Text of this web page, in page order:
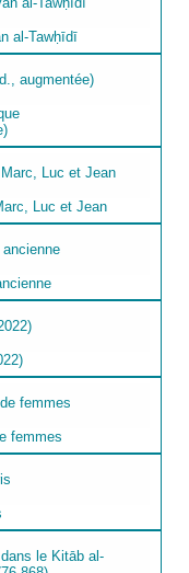
al-Tawḥīdī
Luc et Jean
femmes